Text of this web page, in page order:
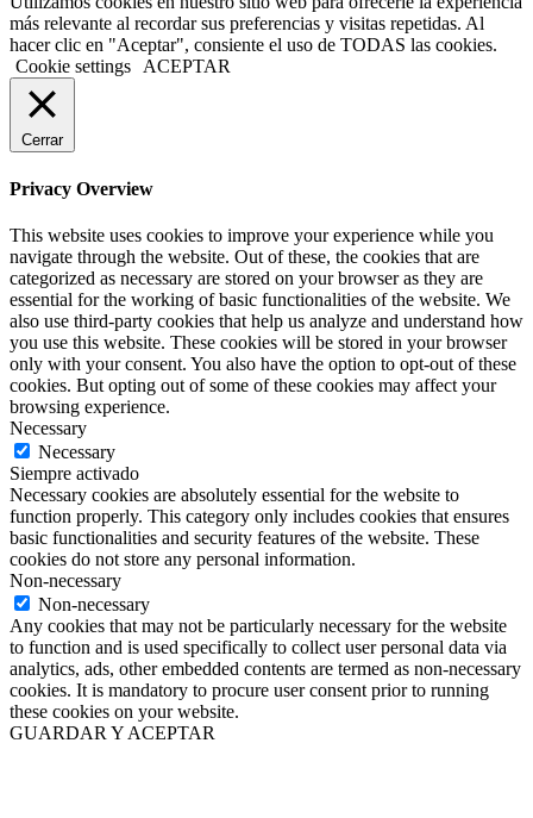
más relevante al recordar sus preferencias y visitas repetidas. Al
hacer clic en "Aceptar", consiente el uso de TODAS las cookies.
Cookie settings
ACEPTAR
Cerrar
Privacy Overview
This website uses cookies to improve your experience while you
navigate through the website. Out of these, the cookies that are
categorized as necessary are stored on your browser as they are
essential for the working of basic functionalities of the website. We
also use third-party cookies that help us analyze and understand how
you use this website. These cookies will be stored in your browser
only with your consent. You also have the option to opt-out of these
cookies. But opting out of some of these cookies may affect your
browsing experience.
Necessary
Necessary
Siempre activado
Necessary cookies are absolutely essential for the website to
function properly. This category only includes cookies that ensures
basic functionalities and security features of the website. These
cookies do not store any personal information.
Non-necessary
Non-necessary
Any cookies that may not be particularly necessary for the website
to function and is used specifically to collect user personal data via
analytics, ads, other embedded contents are termed as non-necessary
cookies. It is mandatory to procure user consent prior to running
these cookies on your website.
GUARDAR Y ACEPTAR